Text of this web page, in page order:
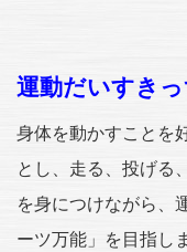
運動だいすきっ
身体を動かすことを
とし、走る、投げる
を身につけながら、
ーツ万能」を目指し